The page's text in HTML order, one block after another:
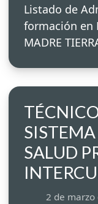
Listado de
formación en
MADRE
SALUD
2 de marzo